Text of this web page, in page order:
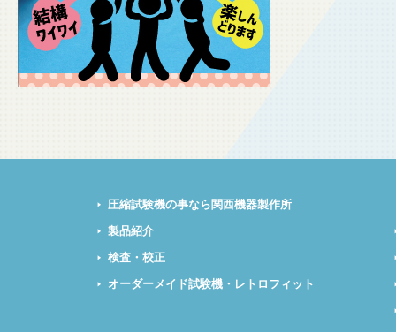
圧縮試験機の事なら関西機器製作所
製品紹介
検査・校正
オーダーメイド試験機・レトロフィット